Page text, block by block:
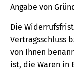
Angabe von
Die
Vertragsschluss
von Ihnen
ist, die Waren in